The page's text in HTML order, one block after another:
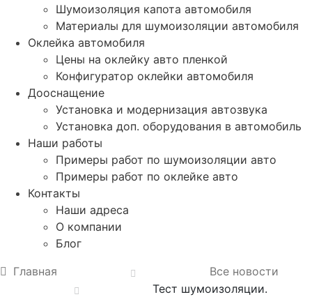
Шумоизоляция капота автомобиля
Материалы для шумоизоляции автомобиля
Оклейка автомобиля
Цены на оклейку авто пленкой
Конфигуратор оклейки автомобиля
Дооснащение
Установка и модернизация автозвука
Установка доп. оборудования в автомобиль
Наши работы
Примеры работ по шумоизоляции авто
Примеры работ по оклейке авто
Контакты
Наши адреса
О компании
Блог
Главная
Все новости
Тест шумоизоляции.